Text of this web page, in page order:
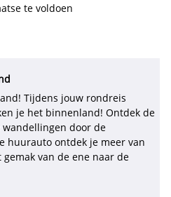
te voldoen
Tijdens jouw rondreis
je het binnenland! Ontdek de
wandellingen door de
huurauto ontdek je meer van
van de ene naar de